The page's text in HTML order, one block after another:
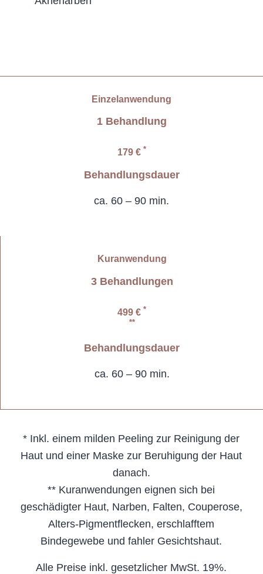
Einzelanwendung
1 Behandlung
179 € *
Behandlungsdauer
ca. 60 – 90 min.
Kuranwendung
3 Behandlungen
499 € *
**
Behandlungsdauer
ca. 60 – 90 min.
* Inkl. einem milden Peeling zur Reinigung der
Haut und einer Maske zur Beruhigung der Haut
danach.
** Kuranwendungen eignen sich bei
geschädigter Haut, Narben, Falten, Couperose,
Alters-Pigmentflecken, erschlafftem
Bindegewebe und fahler Gesichtshaut.
Alle Preise inkl. gesetzlicher MwSt. 19%.